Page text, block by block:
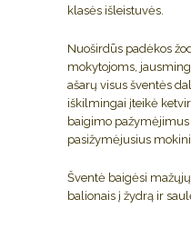
klasės išleistuvės.
Nuoširdūs padėkos
mokytojoms,
ašarų visus šventės
iškilmingai įteikė
baigimo
pasižymėjusius
Šventė baigėsi
balionais į žydrą ir